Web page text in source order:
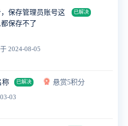
保存管理员账号这
保存不了
已解决
于 2024-08-05
称 已解决
悬赏5积分
03